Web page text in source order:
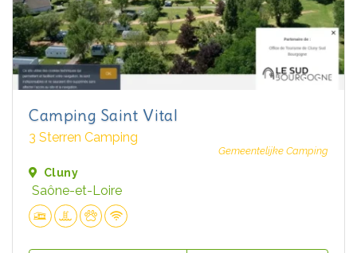
Camping Saint Vital
3 Sterren Camping
Gemeentelijke Camping
Cluny
Saône-et-Loire